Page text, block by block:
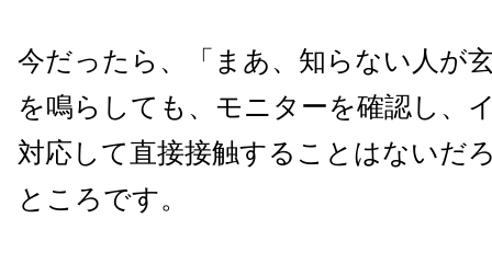
今だったら、「まあ、知らない人が
を鳴らしても、モニターを確認し、
対応して直接接触することはないだ
ところです。